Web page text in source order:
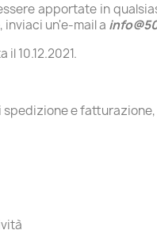
apportate in
un'e-mail a
10.12.2021.
e